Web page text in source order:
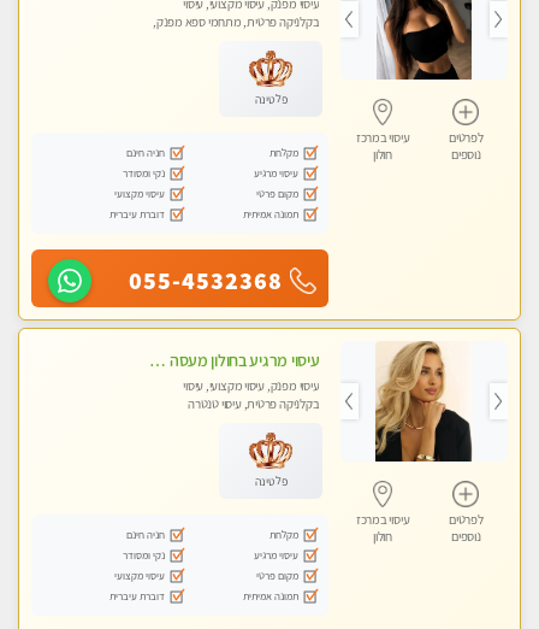
לפרטים
נוספים
עיסוי במרכז
חולון
עיסוי מפנק, עיסוי מקצועי, עיסוי
בקלניקה פרטית, מתחמי ספא מפנק,
פלטינה
מקלחת
חניה חינם
עיסוי מרגיע
נקי ומסודר
מקום פרטי
עיסוי מקצועי
תמונה אמיתית
דוברת עיברית
055-4532368
לפרטים
נוספים
עיסוי במרכז
חולון
עיסוי מרגיע בחולון מעסה מקצועית באנרגיה טובה עיסוי מדהים .... ללא מין !
עיסוי מפנק, עיסוי מקצועי, עיסוי
בקלניקה פרטית, עיסוי טנטרה
פלטינה
מקלחת
חניה חינם
עיסוי מרגיע
נקי ומסודר
מקום פרטי
עיסוי מקצועי
תמונה אמיתית
דוברת עיברית